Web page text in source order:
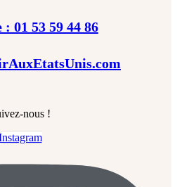
01 53 59 44 86
nous !